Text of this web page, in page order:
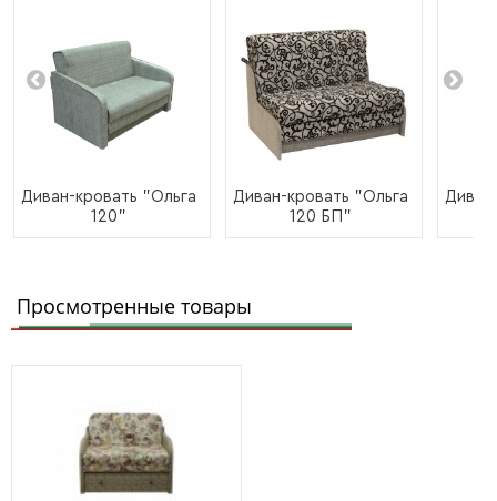
Диван-кровать "Ольга
120"
Диван-кровать "Ольга
120 БП"
Просмотренные товары